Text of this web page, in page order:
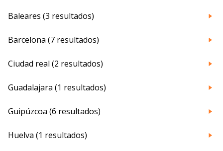
Baleares (3 resultados)
Barcelona (7 resultados)
Ciudad real (2 resultados)
Guadalajara (1 resultados)
Guipúzcoa (6 resultados)
Huelva (1 resultados)